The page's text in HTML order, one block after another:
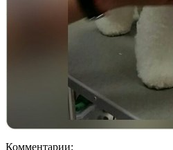
Комментарии: